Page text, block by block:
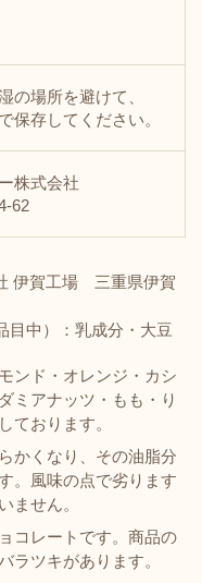
の場所を避けて、
保存してください。
株式会社
62
伊賀工場 三重県伊賀
目中）：乳成分・大豆
ンド・オレンジ・カシ
ミアナッツ・もも・り
ております。
かくなり、その油脂分
。風味の点で劣ります
ません。
コレートです。商品の
ラツキがあります。